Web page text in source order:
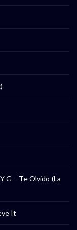
G – Te Olvido (La
It